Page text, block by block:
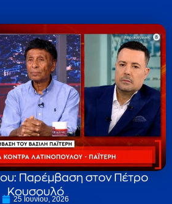
Παρέμβαση στον Πέτρο
Κουσουλό
25 Ιουνίου, 2026